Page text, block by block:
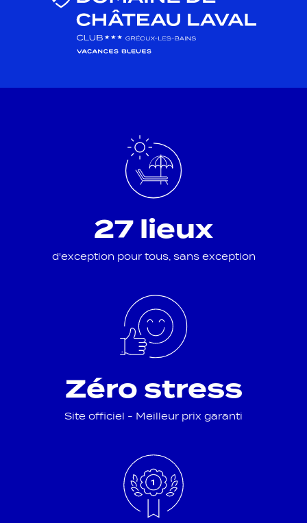
27 lieux
d'exception pour tous, sans exception
Zéro stress
Site officiel - Meilleur prix garanti